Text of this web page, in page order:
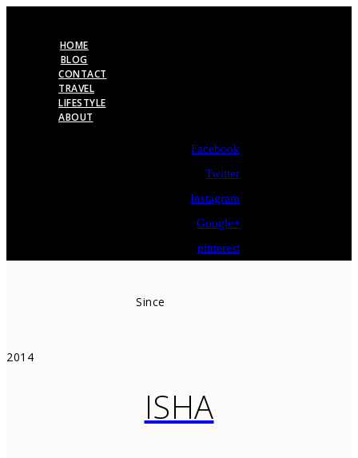
HOME
BLOG
CONTACT
TRAVEL
LIFESTYLE
ABOUT
Facebook
Twitter
Instagram
Google+
pinterest
Since
2014
ISHA